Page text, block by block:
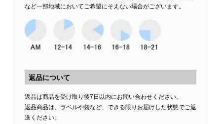
など一部地域においてご希望にそえない場合がございます。
返品について
返品は商品を受け取り後7日以内にお問い合わせください。
返品商品は、ラベルや袋など、できる限りお届けした状態でご返
送ください。